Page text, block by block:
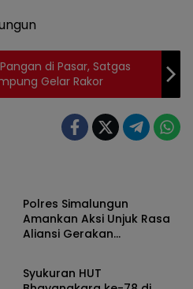
di Pasar, Satgas
Gelar Rakor
Polres Simalungun
Amankan Aksi Unjuk Rasa
Aliansi Gerakan
Simalungun
Syukuran HUT